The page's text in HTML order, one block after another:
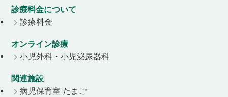
診療料金について
診療料金
オンライン診療
小児外科・小児泌尿器科
関連施設
病児保育室 たまご